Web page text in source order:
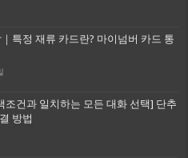
특정 재류 카드란? 마이넘버 카드 통
조건과 일치하는 모든 대화 선택] 단추
방법